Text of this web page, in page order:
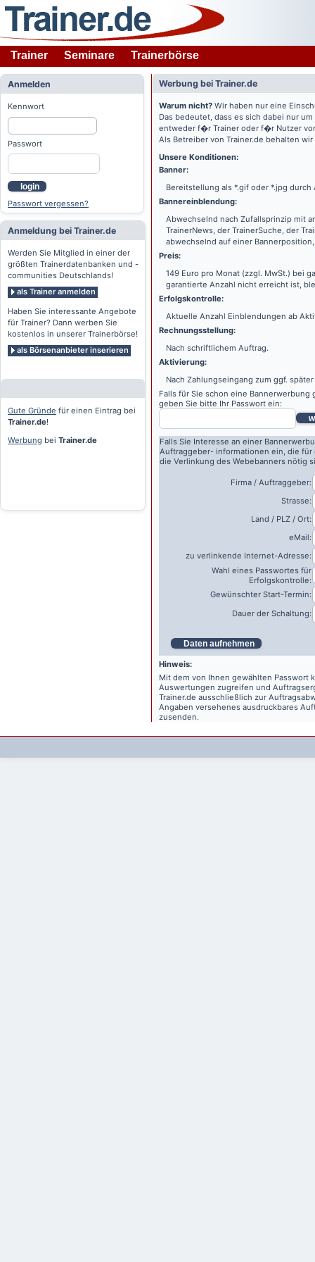
Trainer Seminare Trainerbörse
Anmelden
Kennwort
Passwort
login
Passwort vergessen?
Anmeldung bei Trainer.de
Werden Sie Mitglied in einer der
größten Trainerdatenbanken und -
communities Deutschlands!
als Trainer anmelden
Haben Sie interessante Angebote
für Trainer? Dann werben Sie
kostenlos in unserer Trainerbörse!
als Börsenanbieter inserieren
Gute Gründe für einen Eintrag bei
Trainer.de!
Werbung bei Trainer.de
Werbung bei Trainer.de
Warum nicht? Wir haben nur eine
Das bedeutet, dass es sich dabei nur
entweder f�r Trainer oder f�r Nutzer
Als Betreiber von Trainer.de behalten
Unsere Konditionen:
Banner:
Bereitstellung als *.gif oder *.jpg durch
Bannereinblendung:
Abwechselnd nach Zufallsprinzip mit
TrainerNews, der TrainerSuche, der
abwechselnd auf einer
Preis:
149 Euro pro Monat (zzgl. MwSt.) bei
garantierte Anzahl nicht erreicht ist,
Erfolgskontrolle:
Aktuelle Anzahl Einblendungen ab
Rechnungsstellung:
Nach schriftlichem Auftrag.
Aktivierung:
Nach Zahlungseingang zum ggf.
Falls für Sie schon eine Bannerwerbung
geben Sie bitte Ihr Passwort ein:
Falls Sie Interesse an einer
Auftraggeber- informationen ein, die
die Verlinkung des Webebanners nötig
Firma / Auftraggeber:
Strasse:
Land / PLZ / Ort:
eMail:
zu verlinkende Internet-Adresse:
Wahl eines Passwortes für
Erfolgskontrolle:
Gewünschter Start-Termin:
Dauer der Schaltung:
Daten aufnehmen
Hinweis:
Mit dem von Ihnen gewählten Passwort
Auswertungen zugreifen und
Trainer.de ausschließlich zur
Angaben versehenes ausdruckbares
zusenden.